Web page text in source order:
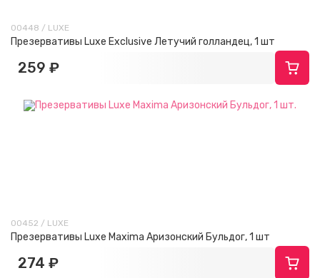
00448 / LUXE
Презервативы Luxe Exclusive Летучий голландец, 1 шт
259 ₽
00452 / LUXE
Презервативы Luxe Maxima Аризонский Бульдог, 1 шт
274 ₽